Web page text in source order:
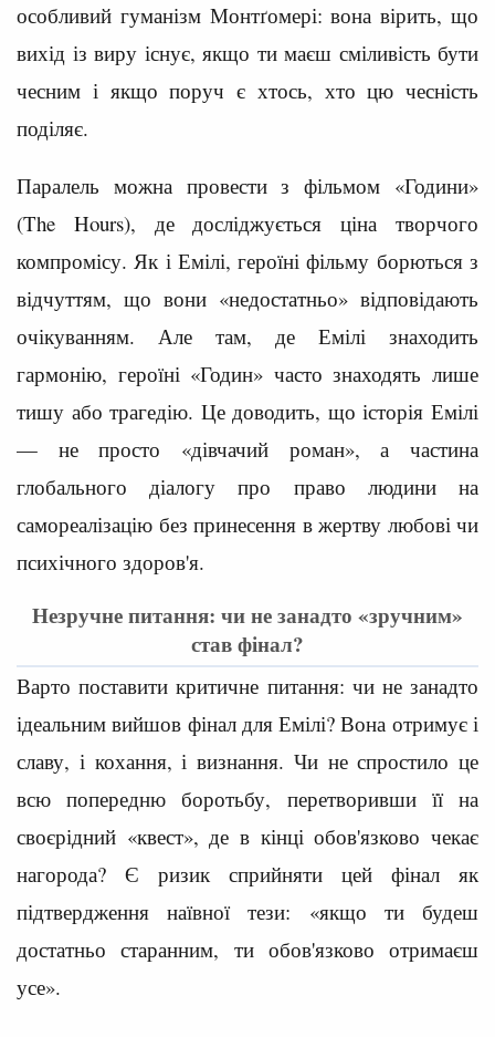
особливий гуманізм Монтґомері: вона вірить, що
вихід із виру існує, якщо ти маєш сміливість бути
чесним і якщо поруч є хтось, хто цю чесність
поділяє.
Паралель можна провести з фільмом «Години»
(The Hours), де досліджується ціна творчого
компромісу. Як і Емілі, героїні фільму борються з
відчуттям, що вони «недостатньо» відповідають
очікуванням. Але там, де Емілі знаходить
гармонію, героїні «Годин» часто знаходять лише
тишу або трагедію. Це доводить, що історія Емілі
— не просто «дівчачий роман», а частина
глобального діалогу про право людини на
самореалізацію без принесення в жертву любові чи
психічного здоров'я.
Незручне питання: чи не занадто «зручним»
став фінал?
Варто поставити критичне питання: чи не занадто
ідеальним вийшов фінал для Емілі? Вона отримує і
славу, і кохання, і визнання. Чи не спростило це
всю попередню боротьбу, перетворивши її на
своєрідний «квест», де в кінці обов'язково чекає
нагорода? Є ризик сприйняти цей фінал як
підтвердження наївної тези: «якщо ти будеш
достатньо старанним, ти обов'язково отримаєш
усе».